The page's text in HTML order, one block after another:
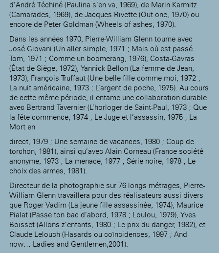
d’André Téchiné (Paulina s’en va, 1969), de Marin Karmitz
(Camarades, 1969), de Jacques Rivette (Out one, 1970) ou
encore de Peter Goldman (Wheels of ashes, 1970).
Dans les années 1970, Pierre-William Glenn tourne avec
José Giovani (Un aller simple, 1971 ; Mais où est passé
Tom, 1971 ; Comme un boomerang, 1976), Costa-Gavras
(État de Siège, 1972), Yannick Bellon (La femme de Jean,
1973), François Truffaut (Une belle fille comme moi, 1972 ;
La nuit américaine, 1973 ; L’argent de poche, 1975). Au cours
de cette même période, il entame une collaboration durable
avec Bertrand Tavernier (L’horloger de Saint-Paul, 1973 ; Que
la fête commence, 1974 ; Le Juge et l’assassin, 1975 ; La
Mort en
direct, 1979 ; Une semaine de vacances, 1980 ; Coup de
torchon, 1981), ainsi qu’avec Alain Corneau (France société
anonyme, 1973 ; La menace, 1977 ; Série noire, 1978 ; Le
choix des armes, 1981).
Directeur de la photographie sur 76 longs métrages, Pierre-
William Glenn travaillera pour des réalisateurs aussi divers
que Roger Vadim (La jeune fille assassinée, 1974), Maurice
Pialat (Passe ton bac d’abord, 1978 ; Loulou, 1979), Yves
Boisset (Allons z’enfants, 1980 ; Le prix du danger, 1982), et
Claude Lelouch (Hasards ou coïncidences, 1997 ; And
now… Ladies and Gentlemen,2001).